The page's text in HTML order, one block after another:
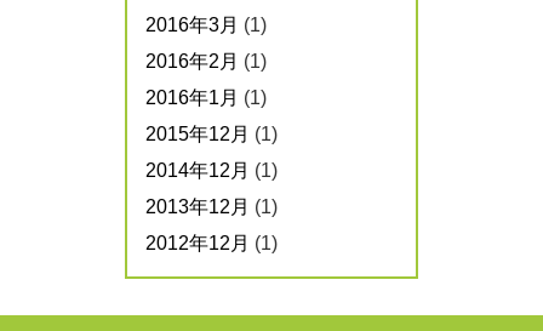
2016年3月 (1)
2016年2月 (1)
2016年1月 (1)
2015年12月 (1)
2014年12月 (1)
2013年12月 (1)
2012年12月 (1)